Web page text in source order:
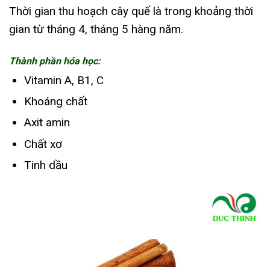
Thời gian thu hoạch cây quế là trong khoảng thời
gian từ tháng 4, tháng 5 hàng năm.
Thành phần hóa học:
Vitamin A, B1, C
Khoáng chất
Axit amin
Chất xơ
Tinh dầu